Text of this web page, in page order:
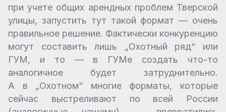
при учете общих арендных проблем Тверской
улицы, запустить тут такой формат — очень
правильное решение. Фактически конкуренцию
могут составить лишь „Охотный ряд“ или
ГУМ, и то — в ГУМе создать что-то
аналогичное будет затруднительно.
А в „Охотном“ многие форматы, которые
сейчас выстреливают по всей России